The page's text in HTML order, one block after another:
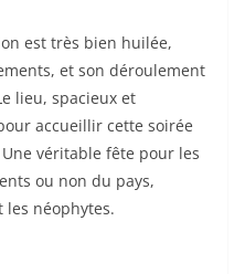
est très bien huilée,
et son déroulement
lieu, spacieux et
accueillir cette soirée
véritable fête pour les
ou non du pays,
les néophytes.